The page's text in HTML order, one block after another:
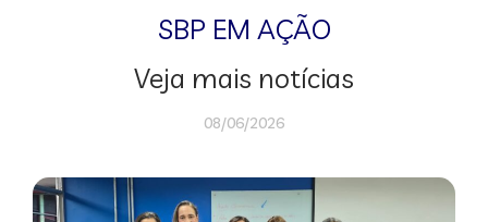
SBP EM AÇÃO
Veja mais notícias
08/06/2026